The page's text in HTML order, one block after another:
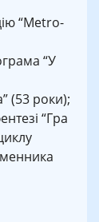
“Metro-
“У
(53 роки);
“Гра